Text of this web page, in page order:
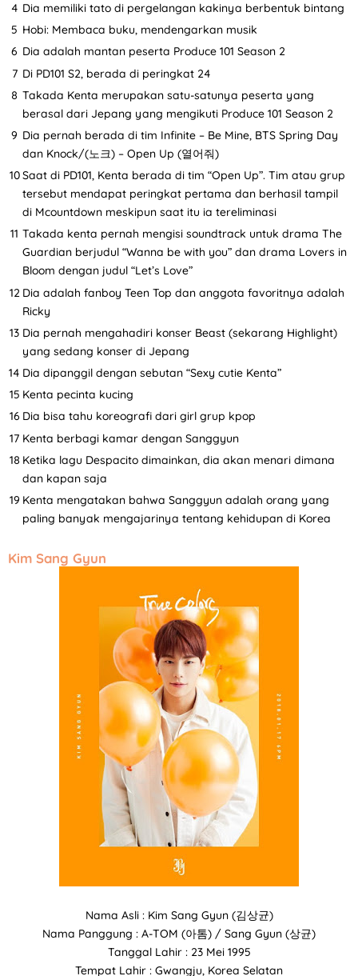
Dia memiliki tato di pergelangan kakinya berbentuk bintang
Hobi: Membaca buku, mendengarkan musik
Dia adalah mantan peserta Produce 101 Season 2
Di PD101 S2, berada di peringkat 24
Takada Kenta merupakan satu-satunya peserta yang
berasal dari Jepang yang mengikuti Produce 101 Season 2
Dia pernah berada di tim Infinite – Be Mine, BTS Spring Day
dan Knock/(노크) – Open Up (열어줘)
Saat di PD101, Kenta berada di tim “Open Up”. Tim atau grup
tersebut mendapat peringkat pertama dan berhasil tampil
di Mcountdown meskipun saat itu ia tereliminasi
Takada kenta pernah mengisi soundtrack untuk drama The
Guardian berjudul “Wanna be with you” dan drama Lovers in
Bloom dengan judul “Let’s Love”
Dia adalah fanboy Teen Top dan anggota favoritnya adalah
Ricky
Dia pernah mengahadiri konser Beast (sekarang Highlight)
yang sedang konser di Jepang
Dia dipanggil dengan sebutan “Sexy cutie Kenta”
Kenta pecinta kucing
Dia bisa tahu koreografi dari girl grup kpop
Kenta berbagi kamar dengan Sanggyun
Ketika lagu Despacito dimainkan, dia akan menari dimana
dan kapan saja
Kenta mengatakan bahwa Sanggyun adalah orang yang
paling banyak mengajarinya tentang kehidupan di Korea
Kim Sang Gyun
Nama Asli : Kim Sang Gyun (김상균)
Nama Panggung : A-TOM (아톰) / Sang Gyun (상균)
Tanggal Lahir : 23 Mei 1995
Tempat Lahir : Gwangju, Korea Selatan